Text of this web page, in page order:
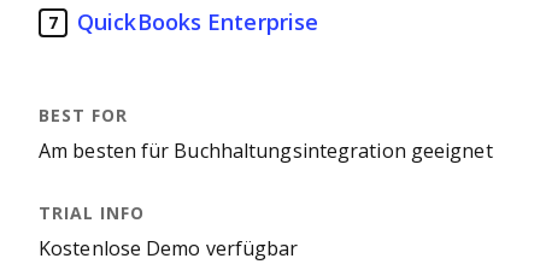
7 QuickBooks Enterprise
Am besten für Buchhaltungsintegration geeignet
Kostenlose Demo verfügbar